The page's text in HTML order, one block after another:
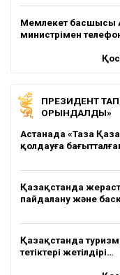
Мемлекет басшысы
министрімен
ПРЕЗИДЕНТ
ОРЫНДАЛДЫ»
Астанада «Таза
қолдауға
Қазақстанда
пайдалану және
Қазақстанда
тетіктері жетілдірі…